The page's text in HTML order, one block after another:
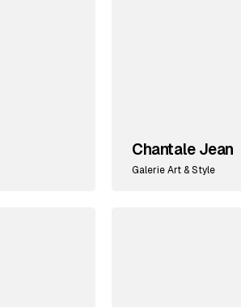
Chantale Jean
Galerie Art & Style